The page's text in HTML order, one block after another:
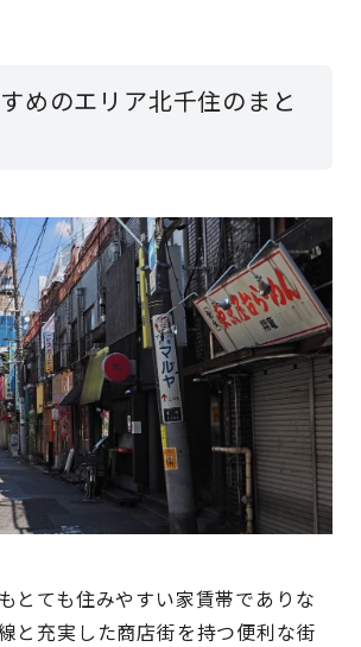
めのエリア北千住のまと
とても住みやすい家賃帯でありな
と充実した商店街を持つ便利な街